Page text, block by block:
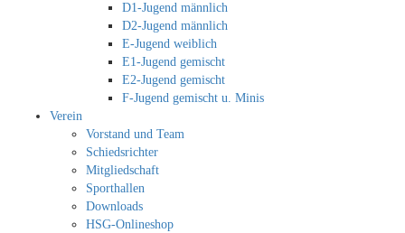
D1-Jugend männlich
D2-Jugend männlich
E-Jugend weiblich
E1-Jugend gemischt
E2-Jugend gemischt
F-Jugend gemischt u. Minis
Verein
Vorstand und Team
Schiedsrichter
Mitgliedschaft
Sporthallen
Downloads
HSG-Onlineshop